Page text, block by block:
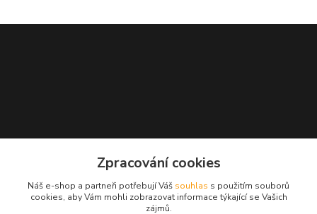
+421948710709
Po-So 7:00-18:00
Zpracování cookies
Náš e-shop a partneři potřebují Váš souhlas s použitím souborů
cookies, aby Vám mohli zobrazovat informace týkající se Vašich
zájmů.